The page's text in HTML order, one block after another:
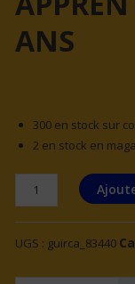
ANS
300 en stock sur
2 en stock en
quantité
de
APPRENTI
SORCIER
UGS : guirca_83440